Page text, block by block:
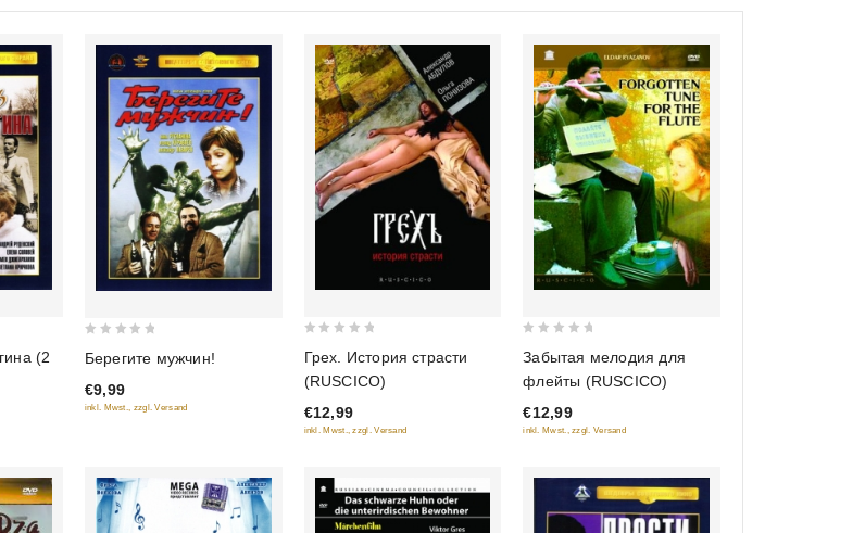
(2
out
of
5
Берегите мужчин!
€9,99
inkl. Mwst., zzgl. Versand
out
of
5
Грех. История страсти
(RUSCICO)
€12,99
inkl. Mwst., zzgl. Versand
of
5
Забытая мелодия для
флейты (RUSCICO)
€12,99
inkl. Mwst., zzgl. Versand